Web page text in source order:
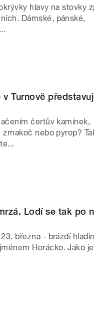
hlavy na stovky
Dámské, pánské,
Turnově
čertův kamínek,
nebo pyrop?
Lodí se tak po
března - brázdí
Horácko. Jako